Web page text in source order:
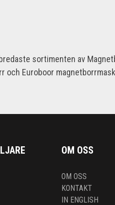
sortimenten av
och Euroboor
OM OSS
OM OSS
KONTAKT
IN ENGLISH